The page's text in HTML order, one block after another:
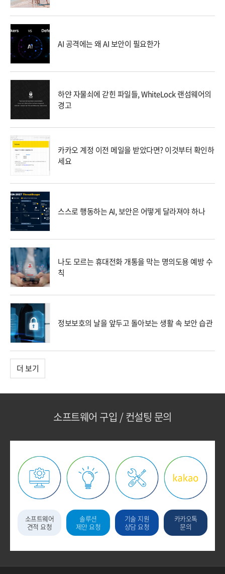
AI 공격에는 왜 AI 보안이 필요한가
하얀 자물쇠에 갇힌 파일들, WhiteLock 랜섬웨어의
경고
카카오 계정 이전 메일을 받았다면? 이것부터 확인하
세요
스스로 행동하는 AI, 보안은 어떻게 달라져야 하나
나도 모르는 휴대전화 개통을 막는 명의도용 예방 수
칙
정보보호의 날을 앞두고 돌아보는 생활 속 보안 습관
더 보기
소프트웨어 구입 / 컨설팅 문의
소프트웨어
견적 요청
솔루션
제안 요청
기술 지원
상담 요청
카카오톡
문의